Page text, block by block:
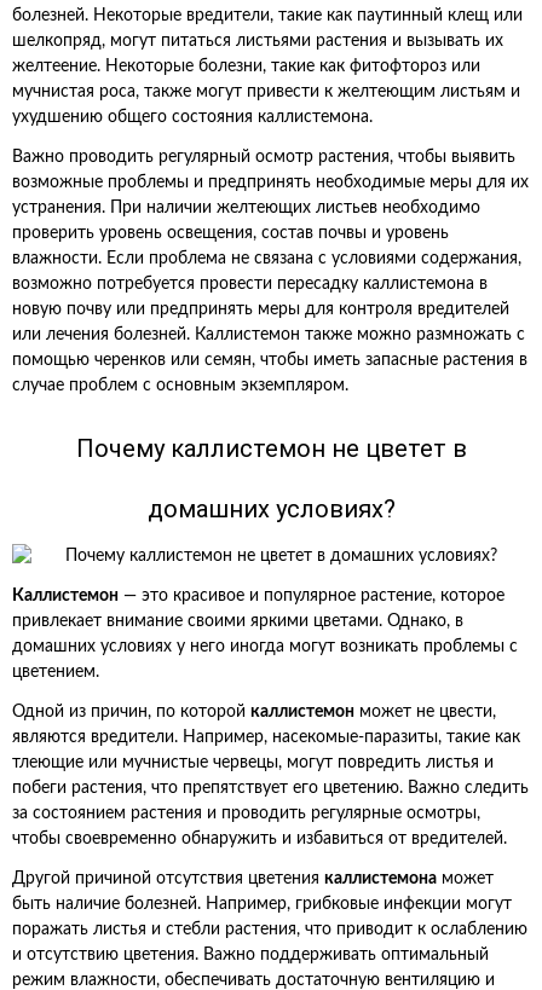
болезней. Некоторые вредители, такие как паутинный клещ или
шелкопряд, могут питаться листьями растения и вызывать их
желтеение. Некоторые болезни, такие как фитофтороз или
мучнистая роса, также могут привести к желтеющим листьям и
ухудшению общего состояния каллистемона.
Важно проводить регулярный осмотр растения, чтобы выявить
возможные проблемы и предпринять необходимые меры для их
устранения. При наличии желтеющих листьев необходимо
проверить уровень освещения, состав почвы и уровень
влажности. Если проблема не связана с условиями содержания,
возможно потребуется провести пересадку каллистемона в
новую почву или предпринять меры для контроля вредителей
или лечения болезней. Каллистемон также можно размножать с
помощью черенков или семян, чтобы иметь запасные растения в
случае проблем с основным экземпляром.
Почему каллистемон не цветет в
домашних условиях?
Каллистемон — это красивое и популярное растение, которое
привлекает внимание своими яркими цветами. Однако, в
домашних условиях у него иногда могут возникать проблемы с
цветением.
Одной из причин, по которой каллистемон может не цвести,
являются вредители. Например, насекомые-паразиты, такие как
тлеющие или мучнистые червецы, могут повредить листья и
побеги растения, что препятствует его цветению. Важно следить
за состоянием растения и проводить регулярные осмотры,
чтобы своевременно обнаружить и избавиться от вредителей.
Другой причиной отсутствия цветения каллистемона может
быть наличие болезней. Например, грибковые инфекции могут
поражать листья и стебли растения, что приводит к ослаблению
и отсутствию цветения. Важно поддерживать оптимальный
режим влажности, обеспечивать достаточную вентиляцию и